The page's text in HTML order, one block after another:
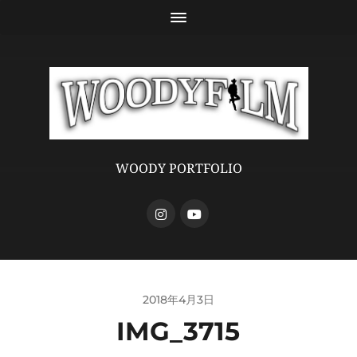
WOODY PORTFOLIO
2018年4月3日
IMG_3715